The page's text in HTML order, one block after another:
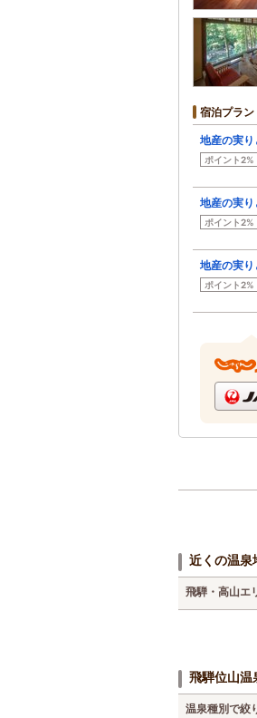
宿泊プラン
地産の実
ポイント2%
地産の実
ポイント2%
地産の実
ポイント2%
近くの温泉
飛騨・高山エ
飛騨位山温
温泉種別で絞